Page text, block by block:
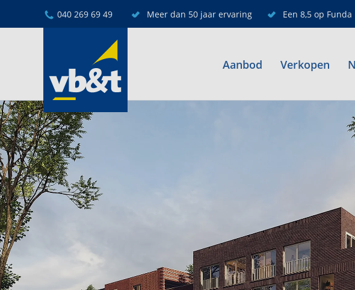
040 269 69 49 Meer dan 50 jaar ervaring Een 8,5 op Funda
Aanbod Verkopen